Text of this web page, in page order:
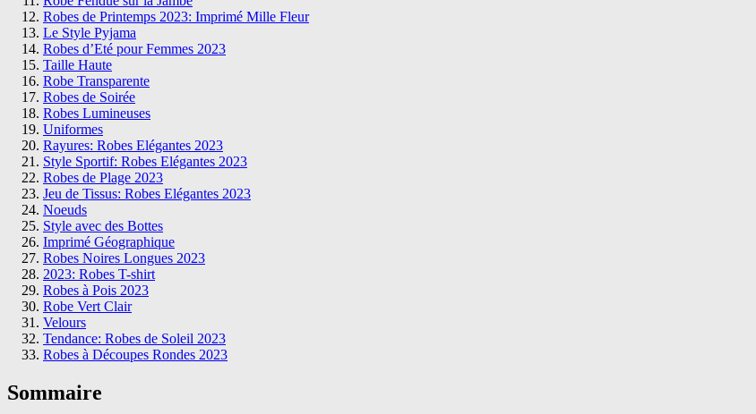
Robes de Printemps 2023: Imprimé Mille Fleur
Le Style Pyjama
Robes d’Eté pour Femmes 2023
Taille Haute
Robe Transparente
Robes de Soirée
Robes Lumineuses
Uniformes
Rayures: Robes Elégantes 2023
Style Sportif: Robes Elégantes 2023
Robes de Plage 2023
Jeu de Tissus: Robes Elégantes 2023
Noeuds
Style avec des Bottes
Imprimé Géographique
Robes Noires Longues 2023
2023: Robes T-shirt
Robes à Pois 2023
Robe Vert Clair
Velours
Tendance: Robes de Soleil 2023
Robes à Découpes Rondes 2023
Sommaire